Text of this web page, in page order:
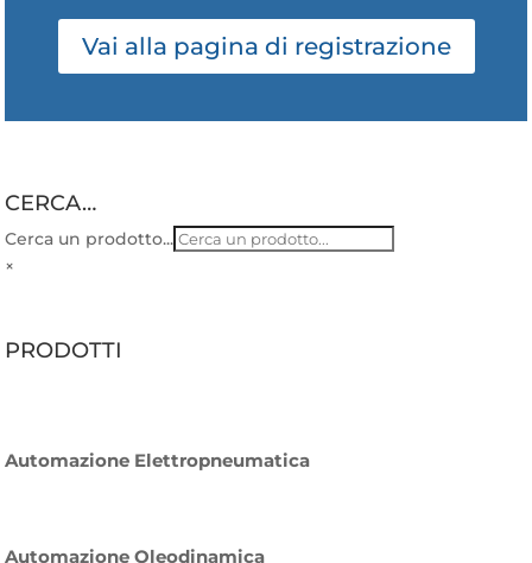
Vai alla pagina di registrazione
CERCA…
Cerca un prodotto...
×
PRODOTTI
Automazione Elettropneumatica
Automazione Oleodinamica